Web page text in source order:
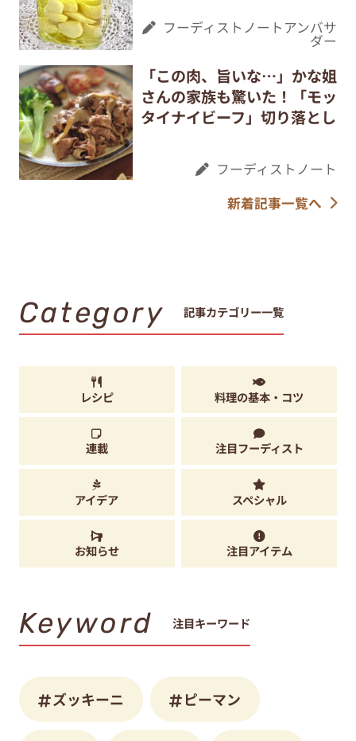
フーディストノートアンバサ
ダー
「この肉、旨いな…」かな姐
さんの家族も驚いた！「モッ
タイナイビーフ」切り落とし
フーディストノート
新着記事一覧へ
Category 記事カテゴリー一覧
レシピ 料理の基本・コツ
連載 注目フーディスト
アイデア スペシャル
お知らせ 注目アイテム
Keyword 注目キーワード
ズッキーニ ピーマン